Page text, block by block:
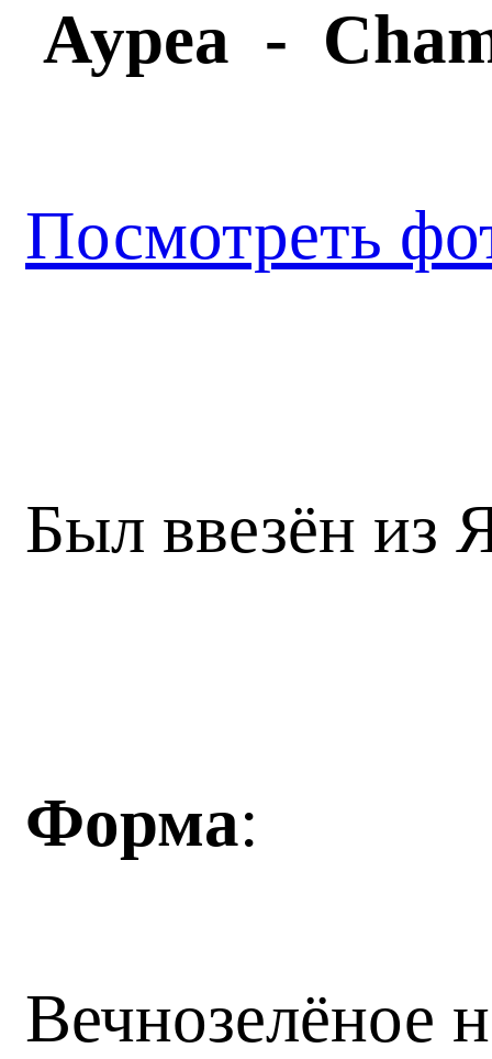
Ауреа -
Посмотреть
Был ввезён из
Форма:
Вечнозелёное